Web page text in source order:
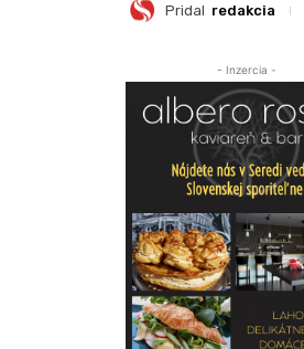
Pridal redakcia
- Inzercia -